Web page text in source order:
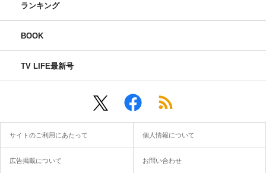
ランキング
BOOK
TV LIFE最新号
サイトのご利用にあたって 個人情報について
広告掲載について お問い合わせ